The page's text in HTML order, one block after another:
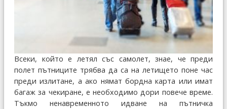
Всеки, който е летял със самолет, знае, че преди
полет пътниците трябва да са на летището поне час
преди излитане, а ако нямат бордна карта или имат
багаж за чекиране, е необходимо дори повече време.
Тъкмо ненавременното идване на пътничка